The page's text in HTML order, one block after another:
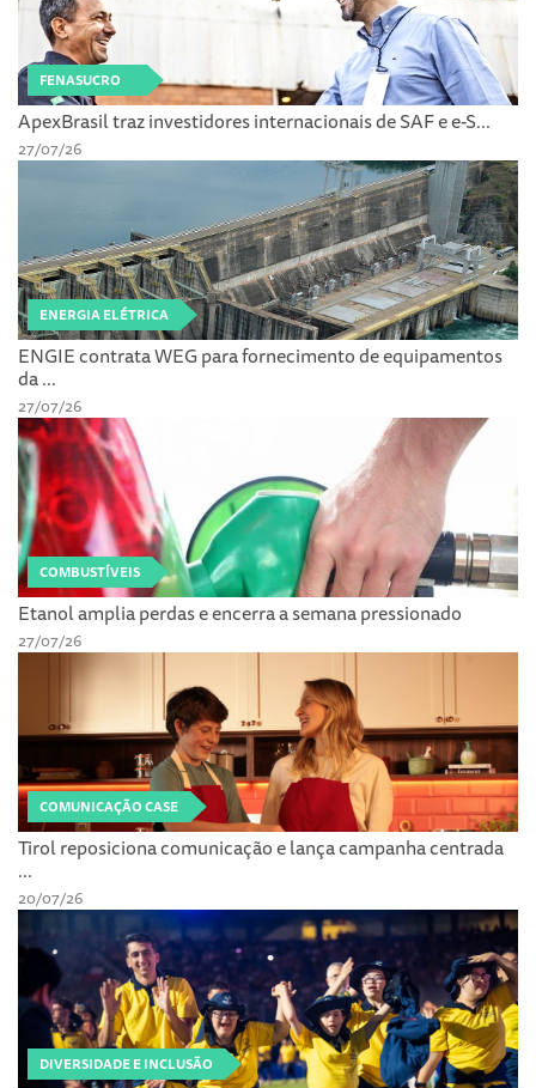
FENASUCRO
ApexBrasil traz investidores internacionais de SAF e e-S...
27/07/26
ENERGIA ELÉTRICA
ENGIE contrata WEG para fornecimento de equipamentos
da ...
27/07/26
COMBUSTÍVEIS
Etanol amplia perdas e encerra a semana pressionado
27/07/26
COMUNICAÇÃO CASE
Tirol reposiciona comunicação e lança campanha centrada
...
20/07/26
DIVERSIDADE E INCLUSÃO